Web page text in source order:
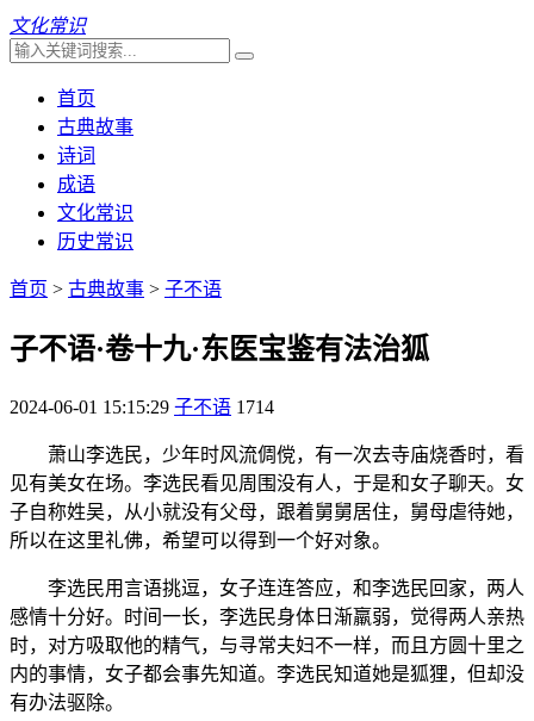
文化常识
首页
古典故事
诗词
成语
文化常识
历史常识
首页 > 古典故事 > 子不语
子不语·卷十九·东医宝鉴有法治狐
2024-06-01 15:15:29 子不语 1714
萧山李选民，少年时风流倜傥，有一次去寺庙烧香时，看
见有美女在场。李选民看见周围没有人，于是和女子聊天。女
子自称姓吴，从小就没有父母，跟着舅舅居住，舅母虐待她，
所以在这里礼佛，希望可以得到一个好对象。
李选民用言语挑逗，女子连连答应，和李选民回家，两人
感情十分好。时间一长，李选民身体日渐羸弱，觉得两人亲热
时，对方吸取他的精气，与寻常夫妇不一样，而且方圆十里之
内的事情，女子都会事先知道。李选民知道她是狐狸，但却没
有办法驱除。